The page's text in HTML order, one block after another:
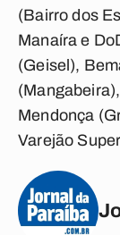
(Bairro dos
Manaíra e
(Geisel),
Mendonça
Varejão